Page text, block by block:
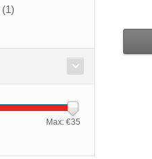
(1)
Max: €35